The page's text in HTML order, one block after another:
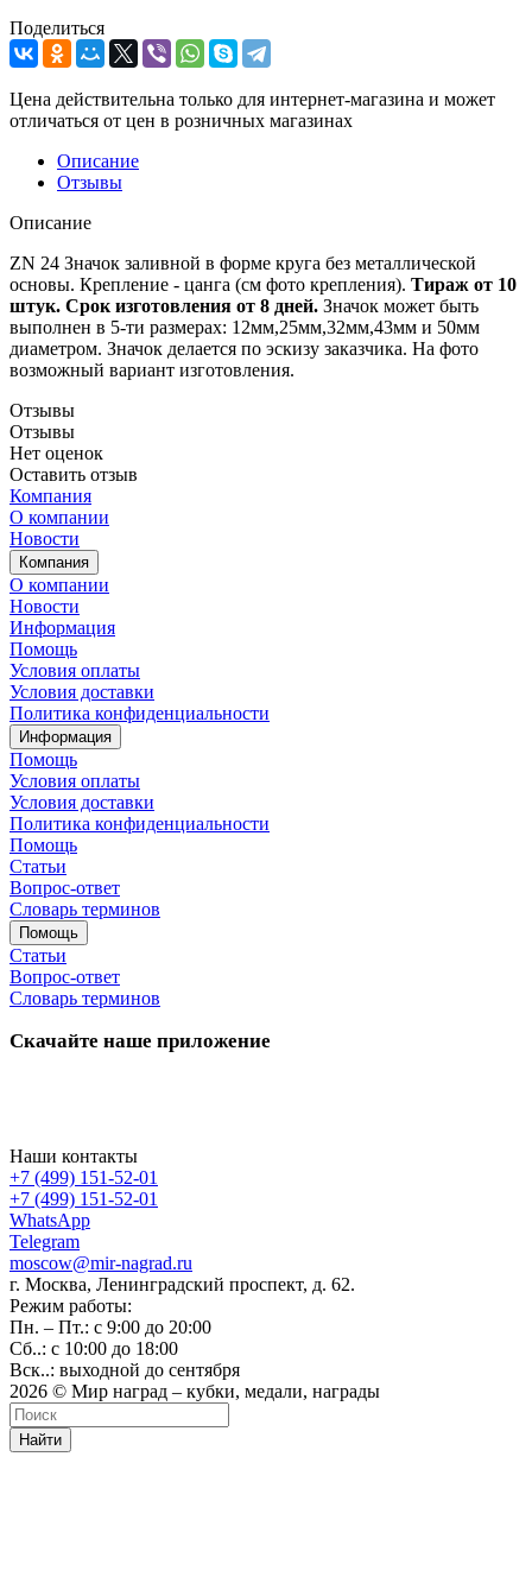
Поделиться
Цена действительна только для интернет-магазина и может
отличаться от цен в розничных магазинах
Описание
Отзывы
Описание
ZN 24 Значок заливной в форме круга без металлической
основы. Крепление - цанга (см фото крепления). Тираж от 10
штук. Срок изготовления от 8 дней. Значок может быть
выполнен в 5-ти размерах: 12мм,25мм,32мм,43мм и 50мм
диаметром. Значок делается по эскизу заказчика. На фото
возможный вариант изготовления.
Отзывы
Отзывы
Нет оценок
Оставить отзыв
Компания
О компании
Новости
Компания
О компании
Новости
Информация
Помощь
Условия оплаты
Условия доставки
Политика конфиденциальности
Информация
Помощь
Условия оплаты
Условия доставки
Политика конфиденциальности
Помощь
Статьи
Вопрос-ответ
Словарь терминов
Помощь
Статьи
Вопрос-ответ
Словарь терминов
Скачайте наше приложение
Наши контакты
+7 (499) 151-52-01
+7 (499) 151-52-01
WhatsApp
Telegram
moscow@mir-nagrad.ru
г. Москва, Ленинградский проспект, д. 62.
Режим работы:
Пн. – Пт.: с 9:00 до 20:00
Сб..: с 10:00 до 18:00
Вск..: выходной до сентября
2026 © Мир наград – кубки, медали, награды
Найти